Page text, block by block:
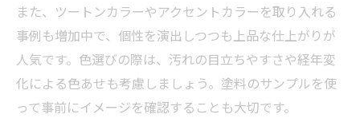
また、ツートンカラーやアクセントカラーを取り入れる
事例も増加中で、個性を演出しつつも上品な仕上がりが
人気です。色選びの際は、汚れの目立ちやすさや経年変
化による色あせも考慮しましょう。塗料のサンプルを使
って事前にイメージを確認することも大切です。